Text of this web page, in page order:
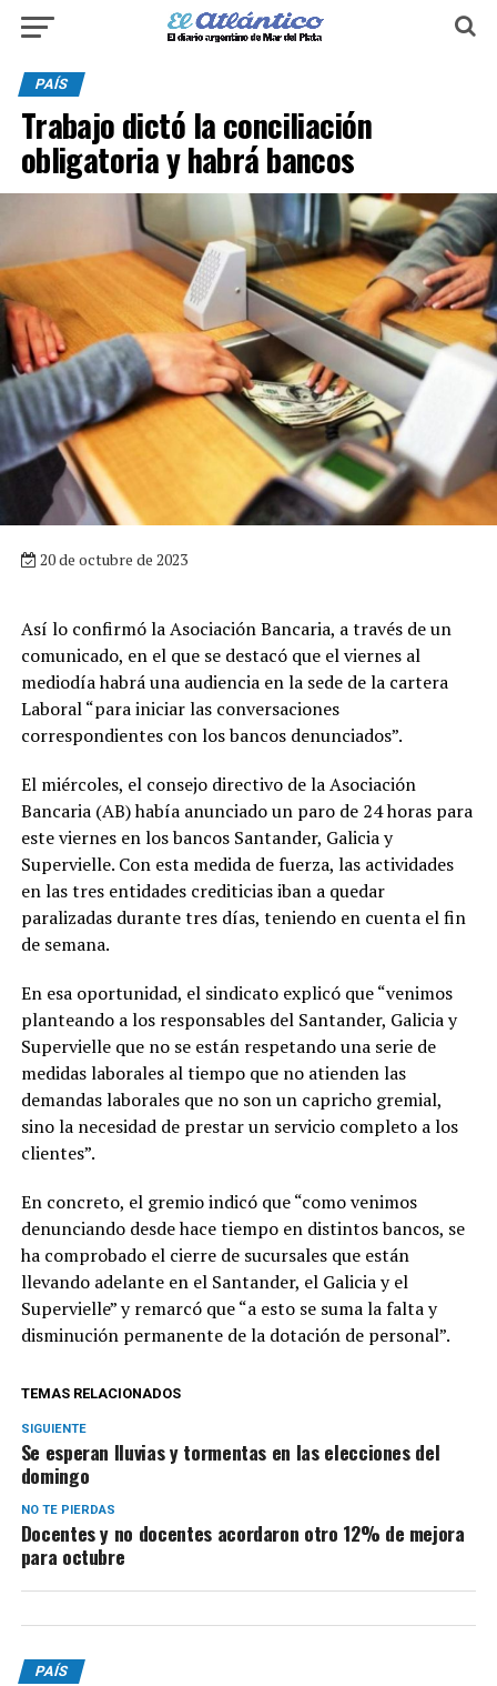
PAÍS
Trabajo dictó la conciliación
obligatoria y habrá bancos
20 de octubre de 2023
Así lo confirmó la Asociación Bancaria, a través de un
comunicado, en el que se destacó que el viernes al
mediodía habrá una audiencia en la sede de la cartera
Laboral “para iniciar las conversaciones
correspondientes con los bancos denunciados”.
El miércoles, el consejo directivo de la Asociación
Bancaria (AB) había anunciado un paro de 24 horas para
este viernes en los bancos Santander, Galicia y
Supervielle. Con esta medida de fuerza, las actividades
en las tres entidades crediticias iban a quedar
paralizadas durante tres días, teniendo en cuenta el fin
de semana.
En esa oportunidad, el sindicato explicó que “venimos
planteando a los responsables del Santander, Galicia y
Supervielle que no se están respetando una serie de
medidas laborales al tiempo que no atienden las
demandas laborales que no son un capricho gremial,
sino la necesidad de prestar un servicio completo a los
clientes”.
En concreto, el gremio indicó que “como venimos
denunciando desde hace tiempo en distintos bancos, se
ha comprobado el cierre de sucursales que están
llevando adelante en el Santander, el Galicia y el
Supervielle” y remarcó que “a esto se suma la falta y
disminución permanente de la dotación de personal”.
TEMAS RELACIONADOS
SIGUIENTE
Se esperan lluvias y tormentas en las elecciones del
domingo
NO TE PIERDAS
Docentes y no docentes acordaron otro 12% de mejora
para octubre
PAÍS